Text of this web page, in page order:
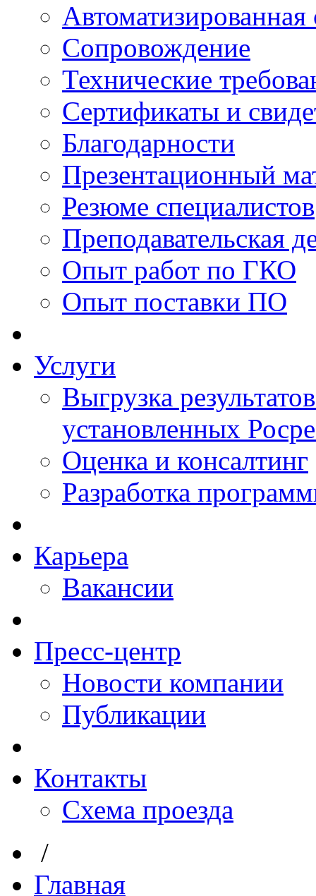
Сопровождение
Технические
Сертификаты и
Благодарности
Презентационный
Резюме специалистов
Преподавательская
Опыт работ по ГКО
Опыт поставки ПО
Услуги
Выгрузка
установленных
Оценка и консалтинг
Разработка
Карьера
Вакансии
Пресс-центр
Новости компании
Публикации
Контакты
Схема проезда
/
Главная